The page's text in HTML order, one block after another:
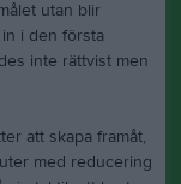
utan blir
i den första
inte rättvist men
att skapa framåt,
med reducering